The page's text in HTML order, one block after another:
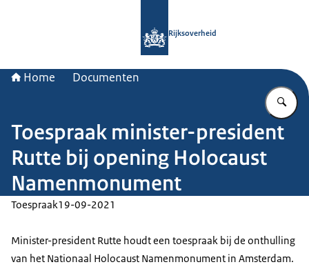
Rijksoverheid
Home Documenten
Toespraak minister-president
Rutte bij opening Holocaust
Namenmonument
Toespraak19-09-2021
Minister-president Rutte houdt een toespraak bij de onthulling
van het Nationaal Holocaust Namenmonument in Amsterdam.